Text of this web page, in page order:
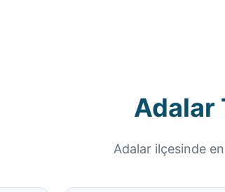
Adalar
Adalar ilçesinde